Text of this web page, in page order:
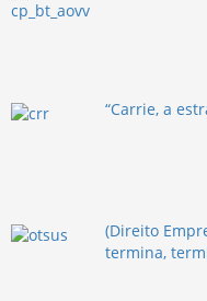
“Carrie, a
(Direito
termina,